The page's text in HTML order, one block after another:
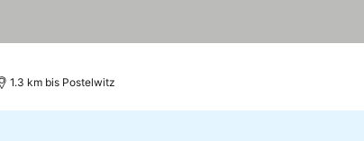
1.3 km bis Postelwitz